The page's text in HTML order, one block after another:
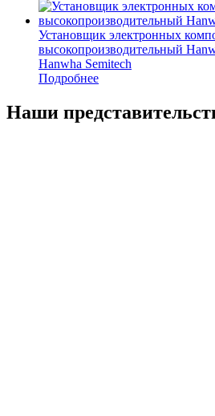
Установщик электронных
высокопроизводительный
Hanwha Semitech
Подробнее
Наши